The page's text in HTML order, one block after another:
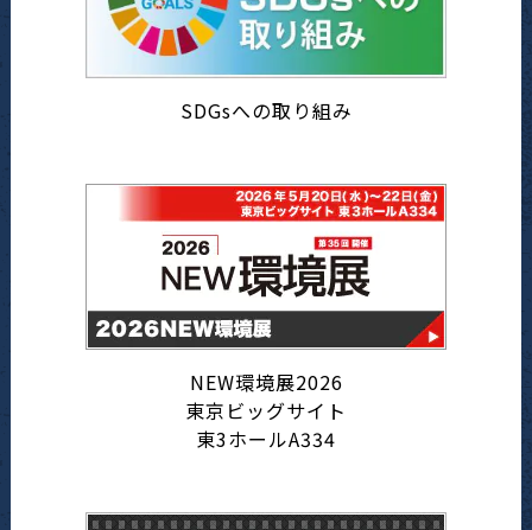
SDGsへの取り組み
NEW環境展2026
東京ビッグサイト
東3ホールA334